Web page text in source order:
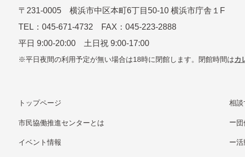
〒 231-0005
横浜市中区本町6丁⽬50-10 横浜市庁舎１F
TEL： 045-671-4732 FAX：045-223-2888
平⽇ 9:00-20:00 ⼟⽇祝 9:00-17:00
平日夜間の利用予定が無い場合は18時に閉館します。 閉館時間はカ
トップページ
市民協働推進センターとは
イベント情報
相談
活